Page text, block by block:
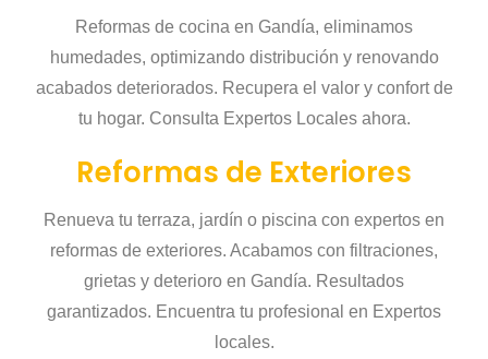
Reformas de cocina en Gandía, eliminamos
humedades, optimizando distribución y renovando
acabados deteriorados. Recupera el valor y confort de
tu hogar. Consulta Expertos Locales ahora.
Reformas de Exteriores
Renueva tu terraza, jardín o piscina con expertos en
reformas de exteriores. Acabamos con filtraciones,
grietas y deterioro en Gandía. Resultados
garantizados. Encuentra tu profesional en Expertos
locales.